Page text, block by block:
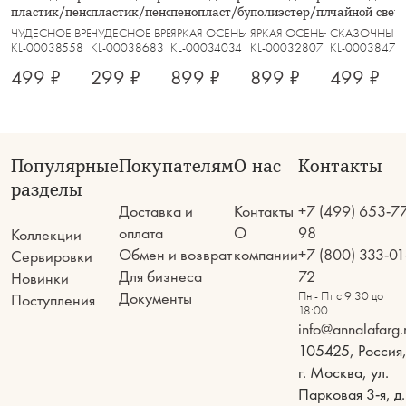
пластик/пенопласт, Красные ягоды,
Interior bright
ЧУДЕСНОЕ ВРЕМЯ
KL-00038558
499 ₽
пластик/пенопласт, Красные
заснеженные ягоды, Interior bright
ЧУДЕСНОЕ ВРЕМЯ
KL-00038683
299 ₽
пенопласт/бумага, Ягоды, Bright
pumpkin
ЯРКАЯ ОСЕНЬ
KL-00034034
899 ₽
полиэстер/пластик,
pumpkin
ЯРКАЯ ОСЕНЬ
KL-00032807
899 ₽
чайной
СКАЗОЧНЫЙ
KL-00038475
499 ₽
Популярные
разделы
Коллекции
Сервировки
Новинки
Поступления
Покупателям
Доставка и
оплата
Обмен и возврат
Для бизнеса
Документы
О нас
Контакты
О
компании
Контакты
+7 (499) 653-
98
+7 (800) 333-
72
Пн - Пт с 9:30 до
18:00
105425, Россия,
г. Москва, ул.
Парковая 3-я, д.